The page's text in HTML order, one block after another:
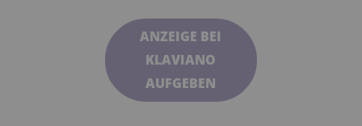
ANZEIGE BEI
KLAVIANO
AUFGEBEN